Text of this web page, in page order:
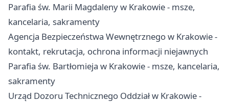
Parafia św. Marii Magdaleny w Krakowie - msze,
kancelaria, sakramenty
Agencja Bezpieczeństwa Wewnętrznego w Krakowie -
kontakt, rekrutacja, ochrona informacji niejawnych
Parafia św. Bartłomieja w Krakowie - msze, kancelaria,
sakramenty
Urząd Dozoru Technicznego Oddział w Krakowie -